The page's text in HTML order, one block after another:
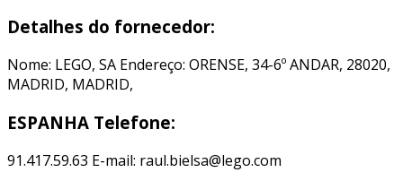
Detalhes do fornecedor:
Nome: LEGO, SA Endereço: ORENSE, 34-6º ANDAR, 28020,
MADRID, MADRID,
ESPANHA Telefone:
91.417.59.63 E-mail: raul.bielsa@lego.com